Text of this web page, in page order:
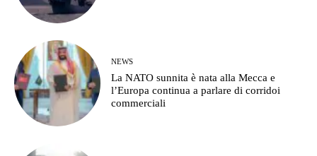
NEWS
La NATO sunnita è nata alla Mecca e
l’Europa continua a parlare di corridoi
commerciali